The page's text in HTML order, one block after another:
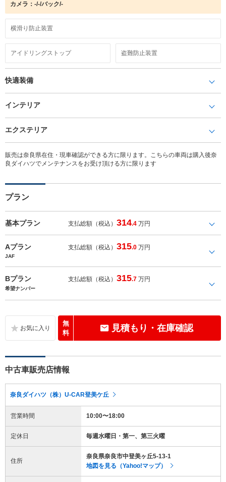
カメラ：-/-/バック/-
横滑り防止装置
アイドリングストップ 盗難防止装置
快適装備
インテリア
エクステリア
販売は奈良県在住・現車確認ができる方に限ります。こちらの車両は購入後奈
良ダイハツでメンテナンスをお受け頂ける方に限ります
プラン
基本プラン 支払総額（税込）314.4 万円
Aプラン 支払総額（税込）315.0 万円
JAF
Bプラン 支払総額（税込）315.7 万円
希望ナンバー
無
料
見積もり・在庫確認
中古車販売店情報
奈良ダイハツ（株）U-CAR登美ケ丘
営業時間 10:00〜18:00
定休日 毎週水曜日・第一、第三火曜
住所
奈良県奈良市中登美ヶ丘5-13-1
地図を見る（Yahoo!マップ）